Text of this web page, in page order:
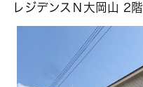
レジデンスＮ大岡山 2階